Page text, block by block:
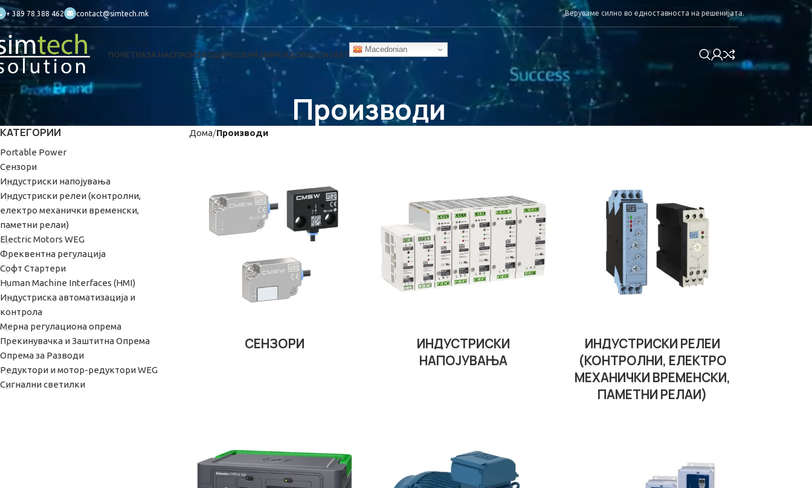
+ 389 78 388 462 contact@simtech.mk Веруваме силно во едноставноста на решенијата.
ПОЧЕТНАЗА НАСПРОИЗВОДИРЕШЕНИЈАБРЕНДОВИКОНТАКТ
Macedonian
Производи
КАТЕГОРИИ
Portable Power
Сензори
Индустриски напојувања
Индустриски релеи (контролни,
електро механички временски,
паметни релаи)
Electric Motors WEG
Фреквентна регулациjа
Софт Стартери
Human Machine Interfaces (HMI)
Индустриска автоматизација и
контрола
Мерна регулациона опрема
Прекинувачкa и Заштитна Опрема
Опрема за Разводи
Редуктори и мотор-редуктори WEG
Сигнални светилки
Дома Производи
СЕНЗОРИ
ИНДУСТРИСКИ
НАПОЈУВАЊА
ИНДУСТРИСКИ РЕЛЕИ
(КОНТРОЛНИ, ЕЛЕКТРО
МЕХАНИЧКИ ВРЕМЕНСКИ,
ПАМЕТНИ РЕЛАИ)